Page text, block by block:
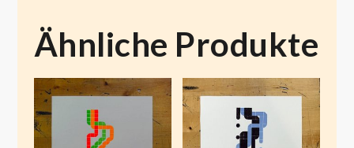
Ähnliche Produkte